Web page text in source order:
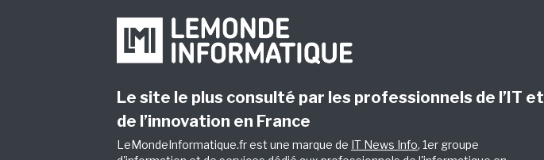
Le site le plus consulté par les professionnels de l’IT et
de l’innovation en France
LeMondeInformatique.fr est une marque de IT News Info, 1er groupe